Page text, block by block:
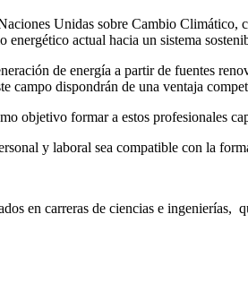
Unidas sobre Cambio Climático,
actual hacia un sistema
de energía a partir de fuentes
campo dispondrán de una ventaja
objetivo formar a estos profesionales
y laboral sea compatible con la
en carreras de ciencias e